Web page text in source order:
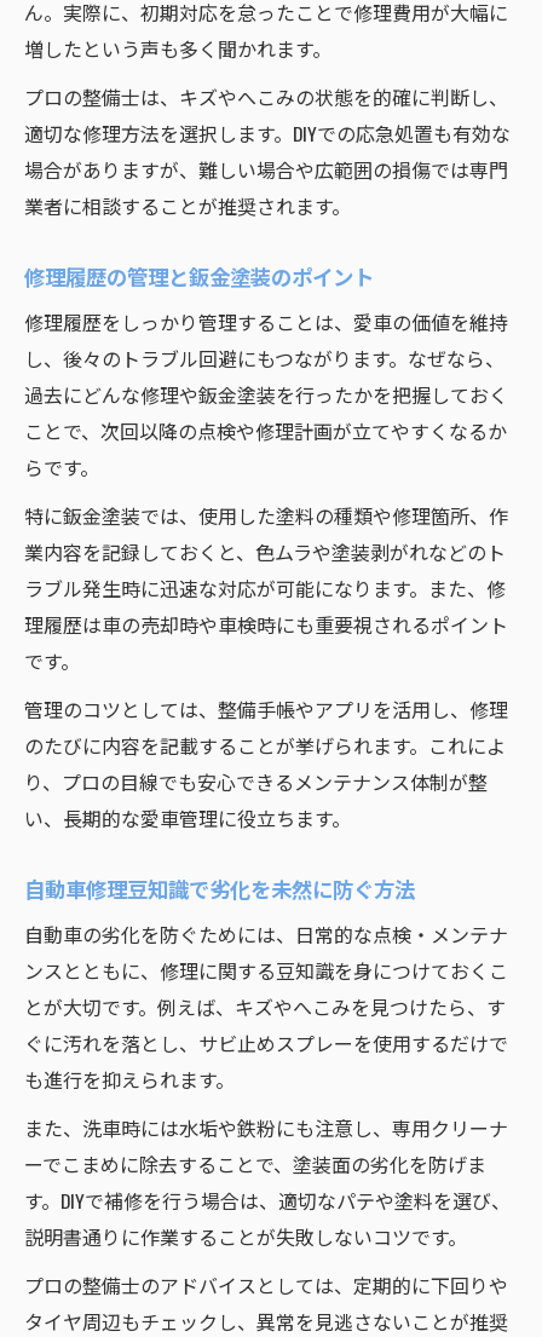
ん。実際に、初期対応を怠ったことで修理費用が大幅に
増したという声も多く聞かれます。
プロの整備士は、キズやへこみの状態を的確に判断し、
適切な修理方法を選択します。DIYでの応急処置も有効な
場合がありますが、難しい場合や広範囲の損傷では専門
業者に相談することが推奨されます。
修理履歴の管理と鈑金塗装のポイント
修理履歴をしっかり管理することは、愛車の価値を維持
し、後々のトラブル回避にもつながります。なぜなら、
過去にどんな修理や鈑金塗装を行ったかを把握しておく
ことで、次回以降の点検や修理計画が立てやすくなるか
らです。
特に鈑金塗装では、使用した塗料の種類や修理箇所、作
業内容を記録しておくと、色ムラや塗装剥がれなどのト
ラブル発生時に迅速な対応が可能になります。また、修
理履歴は車の売却時や車検時にも重要視されるポイント
です。
管理のコツとしては、整備手帳やアプリを活用し、修理
のたびに内容を記載することが挙げられます。これによ
り、プロの目線でも安心できるメンテナンス体制が整
い、長期的な愛車管理に役立ちます。
自動車修理豆知識で劣化を未然に防ぐ方法
自動車の劣化を防ぐためには、日常的な点検・メンテナ
ンスとともに、修理に関する豆知識を身につけておくこ
とが大切です。例えば、キズやへこみを見つけたら、す
ぐに汚れを落とし、サビ止めスプレーを使用するだけで
も進行を抑えられます。
また、洗車時には水垢や鉄粉にも注意し、専用クリーナ
ーでこまめに除去することで、塗装面の劣化を防げま
す。DIYで補修を行う場合は、適切なパテや塗料を選び、
説明書通りに作業することが失敗しないコツです。
プロの整備士のアドバイスとしては、定期的に下回りや
タイヤ周辺もチェックし、異常を見逃さないことが推奨